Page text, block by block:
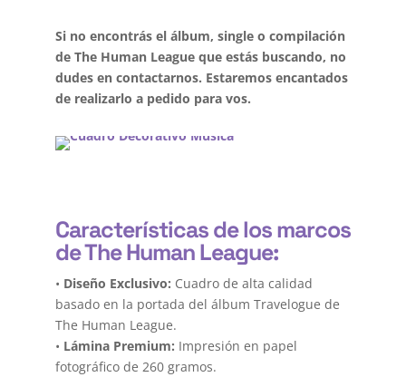
Si no encontrás el álbum, single o compilación
de The Human League que estás buscando, no
dudes en contactarnos. Estaremos encantados
de realizarlo a pedido para vos.
Características de los marcos
de The Human League:
• Diseño Exclusivo: Cuadro de alta calidad
basado en la portada del álbum Travelogue de
The Human League.
• Lámina Premium: Impresión en papel
fotográfico de 260 gramos.